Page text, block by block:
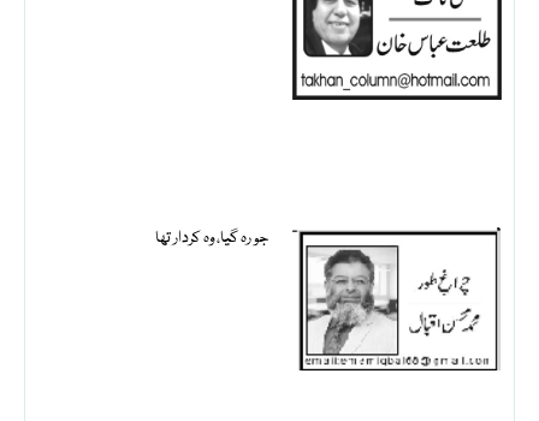
جو رہ گیا، وہ کردار تھا